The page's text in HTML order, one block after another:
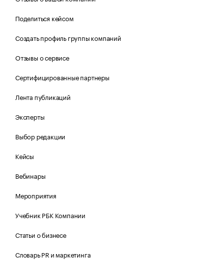
Поделиться кейсом
Создать профиль группы компаний
Отзывы о сервисе
Сертифицированные партнеры
Лента публикаций
Эксперты
Выбор редакции
Кейсы
Вебинары
Мероприятия
Учебник РБК Компании
Статьи о бизнесе
Словарь PR и маркетинга